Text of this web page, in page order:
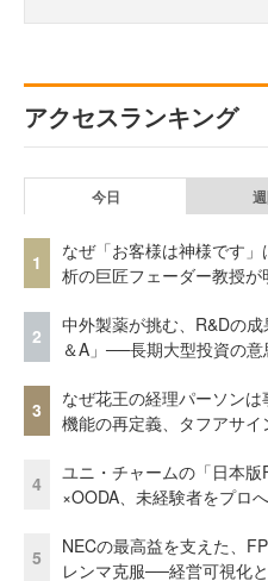
アクセスランキング
今日
1
なぜ「お客様は神様です
析の巨匠フェーダー教授
2
中外製薬が挑む、R&Dの
＆A」──長期大型投資の
3
なぜ花王の経理パーソン
機能の再定義、タフアサ
4
ユニ・チャームの「日本
×OODA、未経験者をプロ
5
NECの最高益を支えた、
レンマ克服──経営可視化